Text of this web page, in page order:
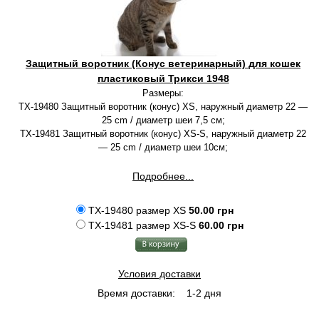
Защитный воротник (Конус ветеринарный) для кошек
пластиковый Трикси 1948
Размеры:
TX-19480 Защитный воротник (конус) XS, наружный диаметр 22 —
25 cm / диаметр шеи 7,5 cм;
TX-19481 Защитный воротник (конус) XS-S, наружный диаметр 22
— 25 cm / диаметр шеи 10cм;
Подробнее...
TX-19480 размер XS 50.00 грн
TX-19481 размер XS-S 60.00 грн
Условия доставки
Время доставки:
1-2 дня